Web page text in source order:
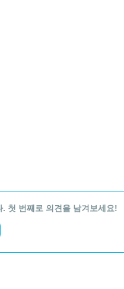
첫 번째로 의견을 남겨보세요!